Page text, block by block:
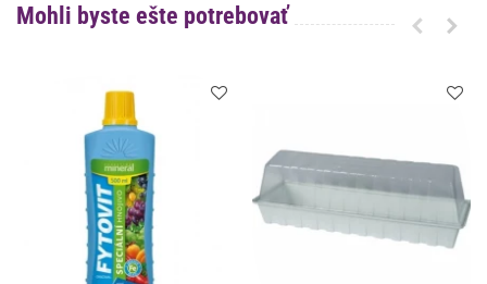
Mohli byste ešte potrebovať